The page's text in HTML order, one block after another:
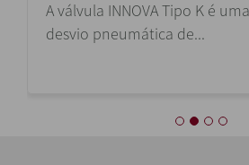
A válvula INNOVA Tipo K é
desvio pneumática de...